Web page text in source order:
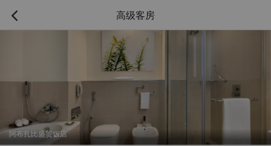
 高级客房
阿布扎比盛贸饭店